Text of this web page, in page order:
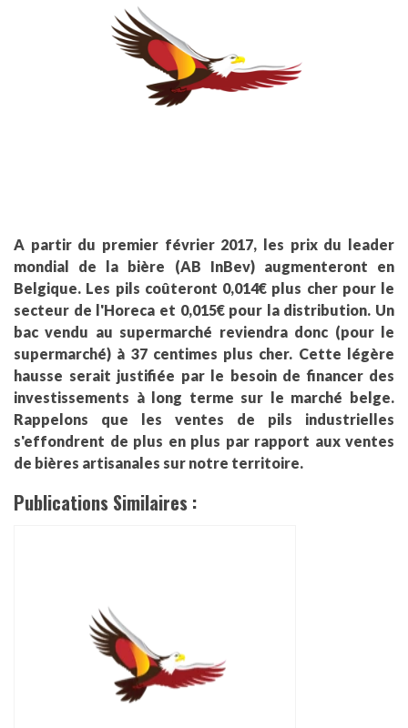
A partir du premier février 2017, les prix du leader
mondial de la bière (AB InBev) augmenteront en
Belgique. Les pils coûteront 0,014€ plus cher pour le
secteur de l'Horeca et 0,015€ pour la distribution. Un
bac vendu au supermarché reviendra donc (pour le
supermarché) à 37 centimes plus cher. Cette légère
hausse serait justifiée par le besoin de financer des
investissements à long terme sur le marché belge.
Rappelons que les ventes de pils industrielles
s'effondrent de plus en plus par rapport aux ventes
de bières artisanales sur notre territoire.
Publications Similaires :